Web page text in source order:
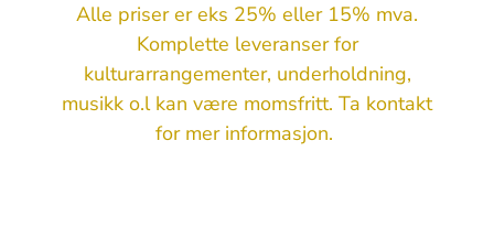
Alle priser er eks 25% eller 15% mva.
Komplette leveranser for
kulturarrangementer, underholdning,
musikk o.l kan være momsfritt. Ta kontakt
for mer informasjon.
Hoppeslott
Leker & aktiviteter
Skumparty & vann
Slush
Popcorn
Sukkerspinn
Varme kioskvarer
Ballonger & dekor
Effektmaskiner
Konfetti & fargebomber